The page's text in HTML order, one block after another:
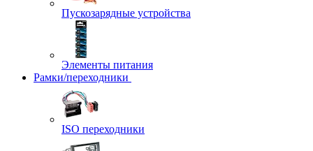
Пускозарядные устройства
Элементы питания
Рамки/переходники
ISO переходники